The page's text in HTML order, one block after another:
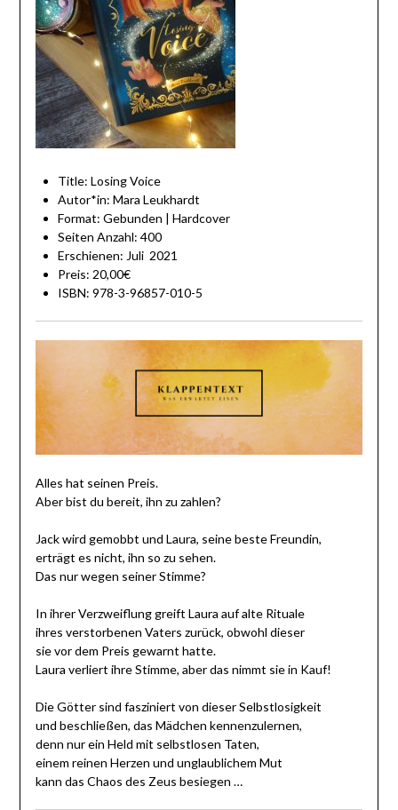
Title: Losing Voice
Autor*in: Mara Leukhardt
Format: Gebunden | Hardcover
Seiten Anzahl: 400
Erschienen: Juli 2021
Preis: 20,00€
ISBN: 978-3-96857-010-5
Alles hat seinen Preis.
Aber bist du bereit, ihn zu zahlen?
Jack wird gemobbt und Laura, seine beste Freundin,
erträgt es nicht, ihn so zu sehen.
Das nur wegen seiner Stimme?
In ihrer Verzweiflung greift Laura auf alte Rituale
ihres verstorbenen Vaters zurück, obwohl dieser
sie vor dem Preis gewarnt hatte.
Laura verliert ihre Stimme, aber das nimmt sie in Kauf!
Die Götter sind fasziniert von dieser Selbstlosigkeit
und beschließen, das Mädchen kennenzulernen,
denn nur ein Held mit selbstlosen Taten,
einem reinen Herzen und unglaublichem Mut
kann das Chaos des Zeus besiegen …